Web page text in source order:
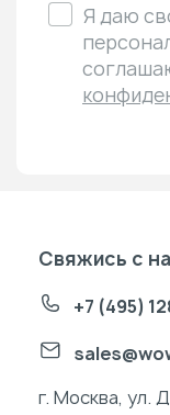
Я даю
Свяжись с
+7 (495)
г. Москва, ул.